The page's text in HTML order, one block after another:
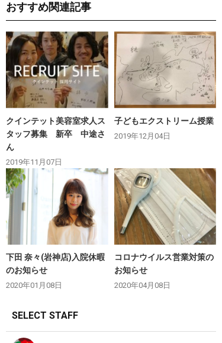
おすすめ関連記事
クインテット美容室求人ス
タッフ募集 新卒 中途さ
ん
2019年11月07日
子どもエクストリーム授業
2019年12月04日
下田 奈々(岩神店)入院休暇
のお知らせ
2020年01月08日
コロナウイルス営業対策の
お知らせ
2020年04月08日
SELECT STAFF